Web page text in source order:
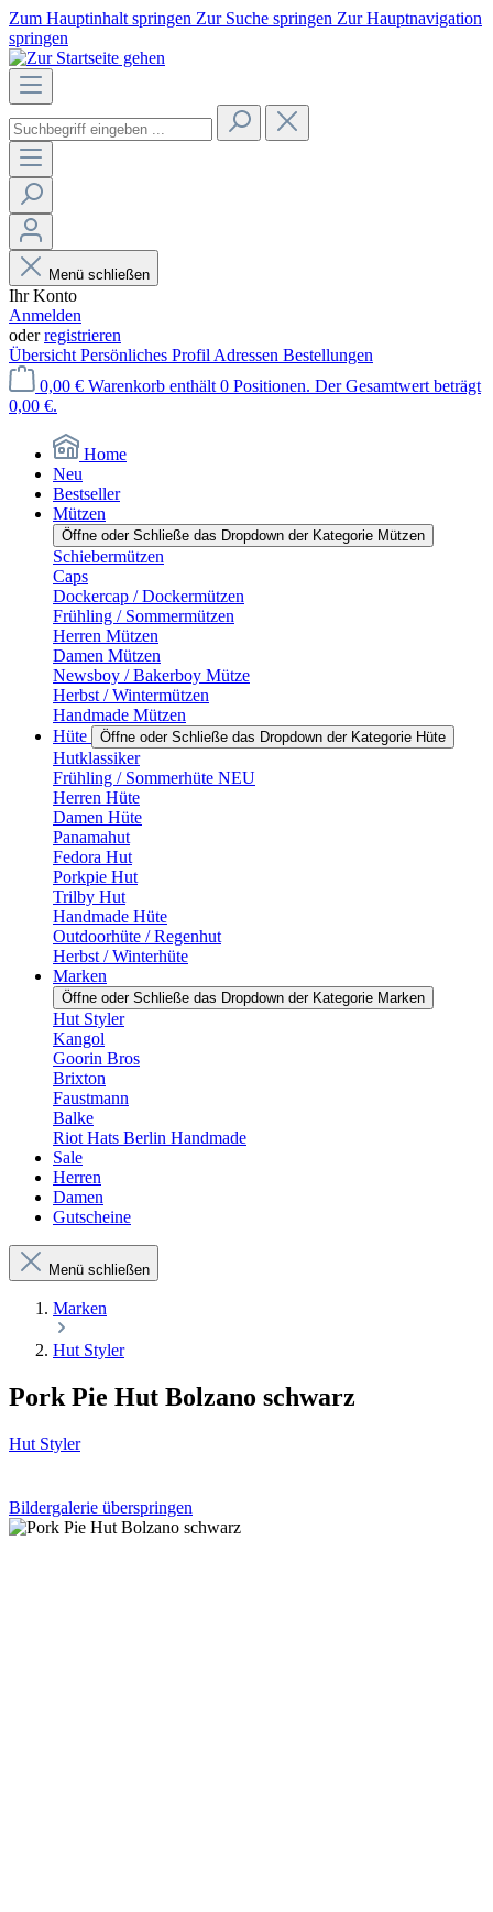
Zum Hauptinhalt springen Zur Suche springen Zur Hauptnavigation
springen
Menü schließen
Ihr Konto
Anmelden
oderregistrieren
Übersicht Persönliches Profil Adressen Bestellungen
0,00 € Warenkorb enthält 0 Positionen. Der Gesamtwert beträgt
0,00 €.
Home
Neu
Bestseller
Mützen
Öffne oder Schließe das Dropdown der Kategorie Mützen
Schiebermützen
Caps
Dockercap / Dockermützen
Frühling / Sommermützen
Herren Mützen
Damen Mützen
Newsboy / Bakerboy Mütze
Herbst / Wintermützen
Handmade Mützen
Hüte
Öffne oder Schließe das Dropdown der Kategorie Hüte
Hutklassiker
Frühling / Sommerhüte NEU
Herren Hüte
Damen Hüte
Panamahut
Fedora Hut
Porkpie Hut
Trilby Hut
Handmade Hüte
Outdoorhüte / Regenhut
Herbst / Winterhüte
Marken
Öffne oder Schließe das Dropdown der Kategorie Marken
Hut Styler
Kangol
Goorin Bros
Brixton
Faustmann
Balke
Riot Hats Berlin Handmade
Sale
Herren
Damen
Gutscheine
Menü schließen
Marken
Hut Styler
Pork Pie Hut Bolzano schwarz
Hut Styler
Bildergalerie überspringen